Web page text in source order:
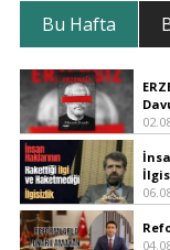
Bu Hafta